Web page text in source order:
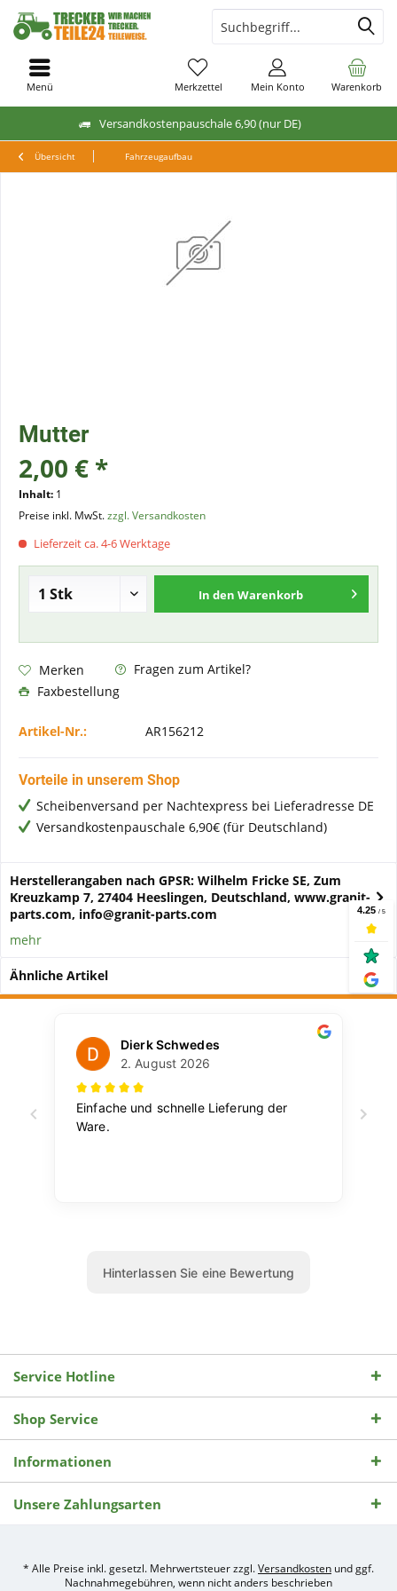
Versandkostenpauschale 6,90 (nur DE)
Warenkorb
Merkzettel Mein Konto
Menü
Übersicht Fahrzeugaufbau
Mutter
2,00 € *
Inhalt: 1
Preise inkl. MwSt.zzgl. Versandkosten
Lieferzeit ca. 4-6 Werktage
In den Warenkorb
Merken
Fragen zum Artikel?
Faxbestellung
Artikel-Nr.: AR156212
Vorteile in unserem Shop
Scheibenversand per Nachtexpress bei Lieferadresse DE
Versandkostenpauschale 6,90€ (für Deutschland)
Herstellerangaben nach GPSR: Wilhelm Fricke SE, Zum
Kreuzkamp 7, 27404 Heeslingen, Deutschland, www.granit-
parts.com, info@granit-parts.com
mehr
Ähnliche Artikel
Service Hotline
Shop Service
Informationen
Unsere Zahlungsarten
* Alle Preise inkl. gesetzl. Mehrwertsteuer zzgl.Versandkosten und ggf.
Nachnahmegebühren, wenn nicht anders beschrieben